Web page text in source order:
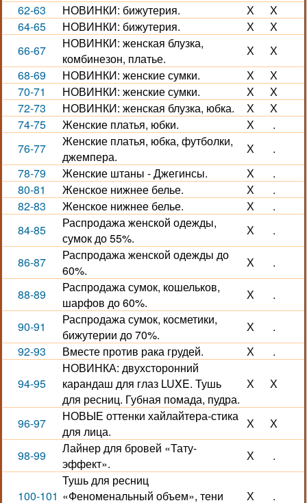
62-63
НОВИНКИ: бижутерия. Х
Х
64-65
НОВИНКИ: бижутерия. Х
Х
66-67
НОВИНКИ: женская блузка,
комбинезон, платье.
Х
Х
68-69
НОВИНКИ: женские сумки. Х
Х
70-71
НОВИНКИ: женские сумки. Х
Х
72-73
НОВИНКИ: женская блузка, юбка. Х
Х
74-75
Женские платья, юбки. Х
.
76-77
Женские платья, юбка, футболки,
джемпера.
Х
.
78-79
Женские штаны - Джегинсы. Х
.
80-81
Женское нижнее белье. Х
.
82-83
Женское нижнее белье. Х
.
84-85
Распродажа женской одежды,
сумок до 55%.
Х .
86-87
Распродажа женской одежды до
60%.
Х .
88-89
Распродажа сумок, кошельков,
шарфов до 60%.
Х .
90-91
Распродажа сумок, косметики,
бижутерии до 70%.
Х
.
92-93
Вместе против рака грудей. Х .
94-95
НОВИНКА: двухсторонний
карандаш для глаз LUXE. Тушь
для ресниц. Губная помада, пудра.
Х Х
96-97
НОВЫЕ оттенки хайлайтера-стика
для лица.
Х Х
98-99
Лайнер для бровей «Тату-
эффект».
Х .
100-101
Тушь для ресниц
«Феноменальный объем», тени
Х .